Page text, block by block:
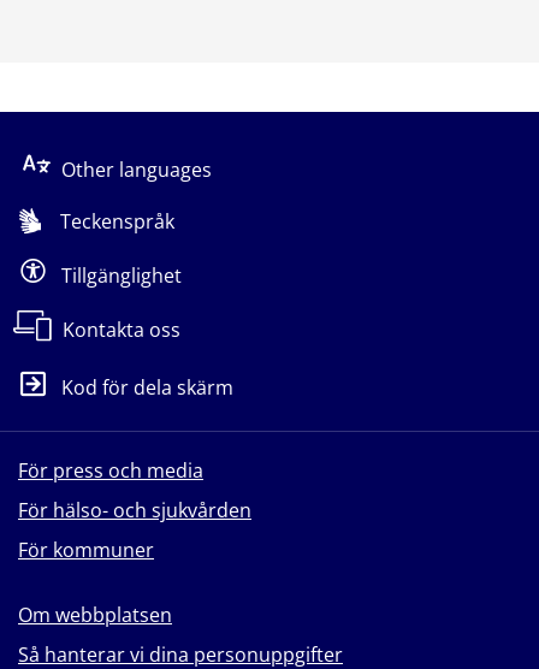
Other languages
Teckenspråk
Tillgänglighet
Kontakta oss
Kod för dela skärm
För press och media
För hälso- och sjukvården
För kommuner
Om webbplatsen
Så hanterar vi dina personuppgifter